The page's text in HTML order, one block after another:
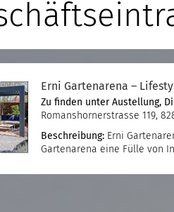
Erni Gartenarena –
Zu finden unter Austellung,
Romanshornerstrasse 119,
Beschreibung: Erni
Gartenarena eine Fülle von